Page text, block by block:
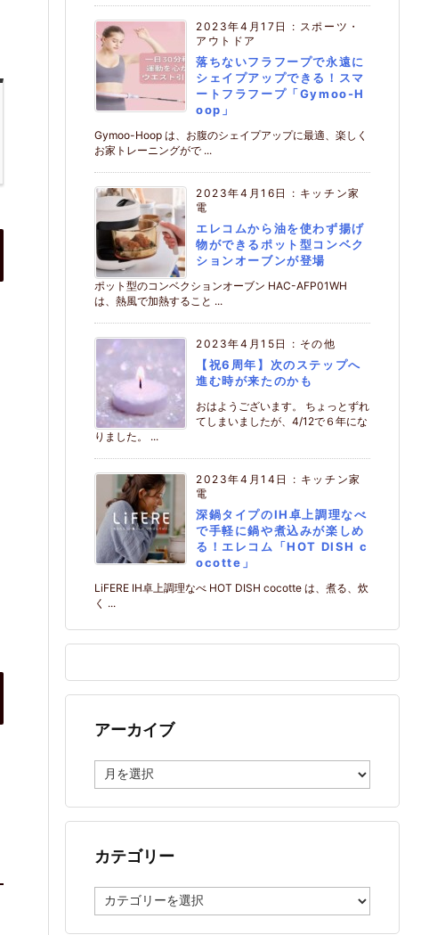
2023年4月17日 : スポーツ・
アウトドア
落ちないフラフープで永遠に
シェイプアップできる！スマ
ートフラフープ「Gymoo-H
oop」
Gymoo-Hoop は、お腹のシェイプアップに最適、楽しく
お家トレーニングがで ...
2023年4月16日 : キッチン家
電
エレコムから油を使わず揚げ
物ができるポット型コンベク
ションオーブンが登場
ポット型のコンベクションオーブン HAC-AFP01WH
は、熱風で加熱すること ...
2023年4月15日 : その他
【祝6周年】次のステップへ
進む時が来たのかも
おはようございます。 ちょっとずれ
てしまいましたが、4/12で６年にな
りました。 ...
2023年4月14日 : キッチン家
電
深鍋タイプのIH卓上調理なべ
で手軽に鍋や煮込みが楽しめ
る！エレコム「HOT DISH c
ocotte」
LiFERE IH卓上調理なべ HOT DISH cocotte は、煮る、炊
く ...
アーカイブ
ー
イ
カテゴリー
テ